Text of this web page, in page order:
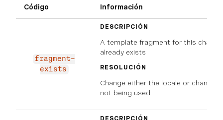
Código Información
fragment-
exists
DESCRIPCIÓN
A template fragment for this
already exists
RESOLUCIÓN
Change either the locale or channel
not being used
DESCRIPCIÓN